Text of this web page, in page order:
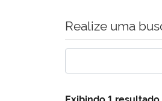
Início do conteúdo
Realize uma
Exibindo 1 resultado